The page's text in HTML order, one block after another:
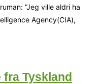
”Jeg ville aldri ha
Agency(CIA),
Tyskland